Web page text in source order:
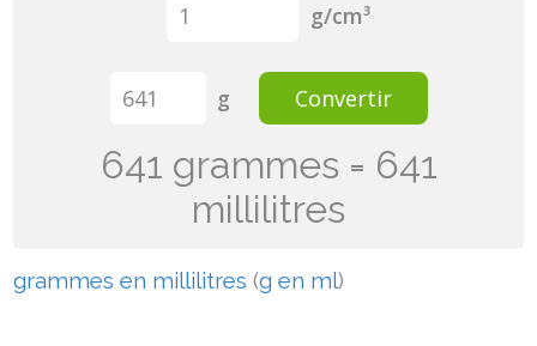
g/cm³
g Convertir
641 grammes = 641
millilitres
grammes en millilitres (g en ml)